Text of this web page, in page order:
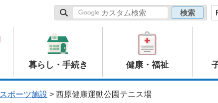
暮らし・手続き 健康・福祉
スポーツ施設 > 西原健康運動公園テニス場